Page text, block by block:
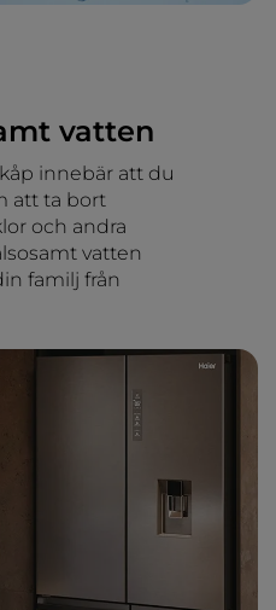
vatten
innebär att du
att ta bort
och andra
vatten
familj från